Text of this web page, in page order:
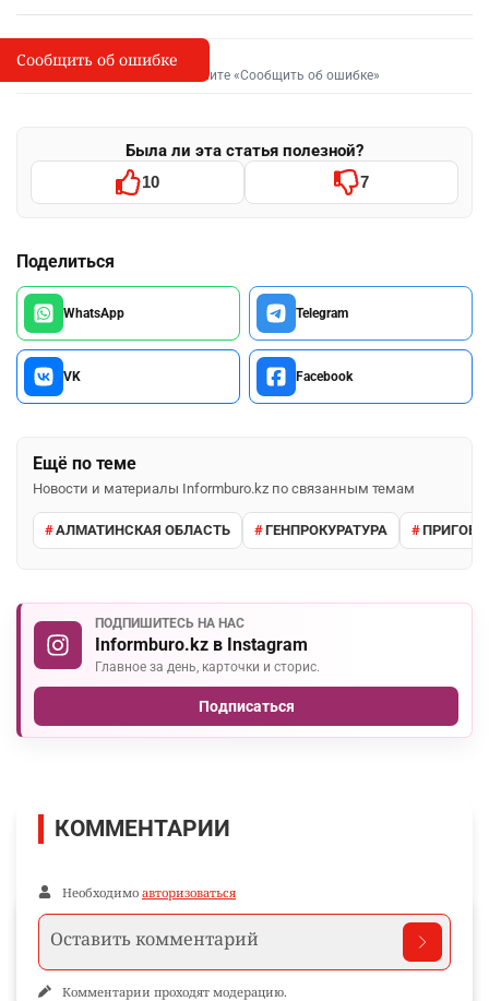
I
Сообщить об опечатке
Выделите фрагмент и нажмите «Сообщить об ошибке»
Была ли эта статья полезной?
10 7
Поделиться
WhatsApp Telegram
VK Facebook
Ещё по теме
Новости и материалы Informburo.kz по связанным темам
АЛМАТИНСКАЯ ОБЛАСТЬ ГЕНПРОКУРАТУРА
ПОДПИШИТЕСЬ НА НАС
Informburo.kz в Instagram
Главное за день, карточки и сторис.
Подписаться
Сообщить об ошибке
КОММЕНТАРИИ
Необходимо авторизоваться
Комментарии проходят модерацию.